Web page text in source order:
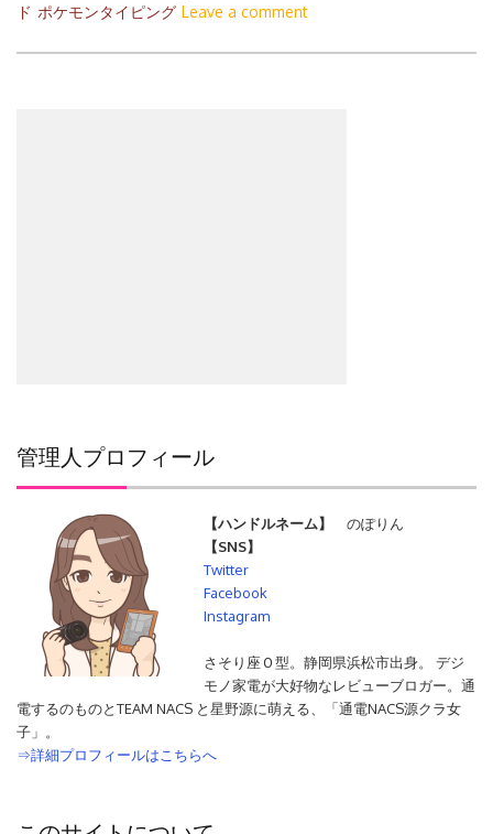
ド ポケモンタイピング Leave a comment
管理人プロフィール
【ハンドルネーム】
のぽりん
【SNS】
Twitter
Facebook
Instagram
さそり座Ｏ型。静岡県浜松市出身。 デジ
モノ家電が大好物なレビューブロガー。通
電するのものとTEAM NACS と星野源に萌える、「通電NACS源クラ女
子」。
⇒詳細プロフィールはこちらへ